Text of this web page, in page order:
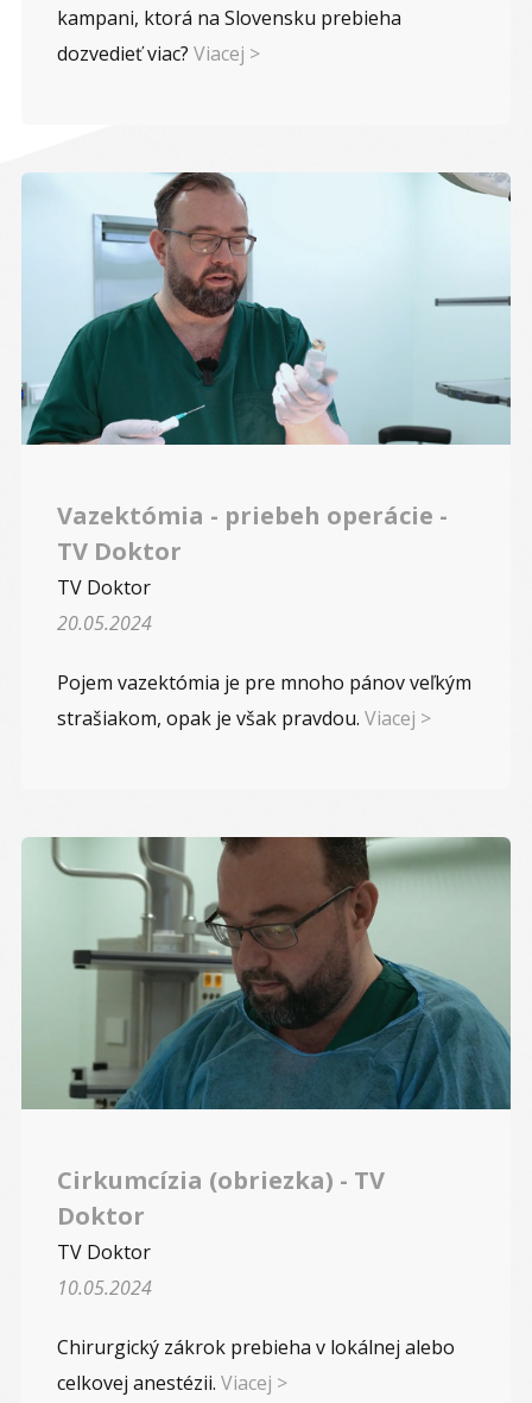
kampani, ktorá na Slovensku prebieha
dozvedieť viac? Viacej >
Vazektómia - priebeh operácie -
TV Doktor
TV Doktor
20.05.2024
Pojem vazektómia je pre mnoho pánov veľkým
strašiakom, opak je však pravdou. Viacej >
Cirkumcízia (obriezka) - TV
Doktor
TV Doktor
10.05.2024
Chirurgický zákrok prebieha v lokálnej alebo
celkovej anestézii. Viacej >